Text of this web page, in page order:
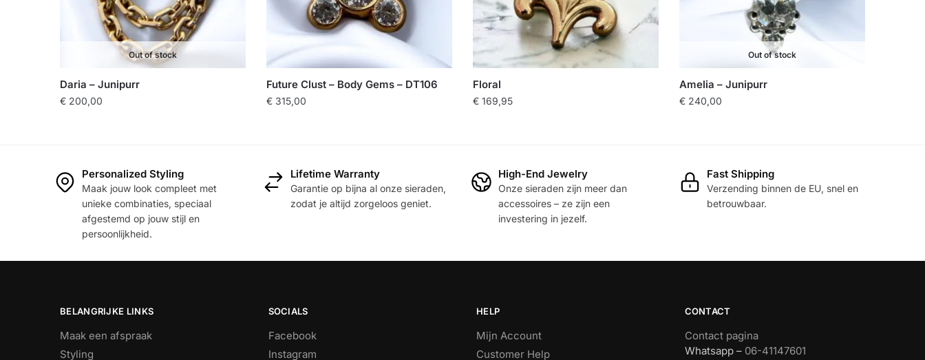
Out of stock
Daria – Junipurr
€ 200,00
Future Clust – Body Gems – DT106
€ 315,00
Floral
€169,95
Out of stock
Amelia – Junipurr
€240,00
meerdere
variaties.
gekozen
de
productpagina
Personalized Styling
Maak jouw look compleet met
unieke combinaties, speciaal
afgestemd op jouw stijl en
persoonlijkheid.
Lifetime Warranty
Garantie op bijna al onze sieraden,
zodat je altijd zorgeloos geniet.
High-End Jewelry
Onze sieraden zijn meer dan
accessoires – ze zijn een
investering in jezelf.
Fast Shipping
Verzending binnen de EU, snel en
betrouwbaar.
BELANGRIJKE LINKS
Maak een afspraak
Styling
SOCIALS
Facebook
Instagram
HELP
Mijn Account
Customer Help
CONTACT
Contact pagina
Whatsapp – 06-41147601